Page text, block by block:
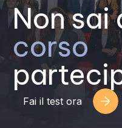
Non sai
corso
Fai il test ora